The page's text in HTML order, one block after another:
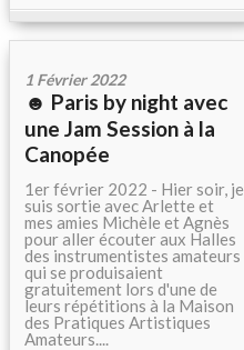
1 Février 2022
☻ Paris by night avec
une Jam Session à la
Canopée
1er février 2022 - Hier soir, je
suis sortie avec Arlette et
mes amies Michèle et Agnès
pour aller écouter aux Halles
des instrumentistes amateurs
qui se produisaient
gratuitement lors d'une de
leurs répétitions à la Maison
des Pratiques Artistiques
Amateurs....